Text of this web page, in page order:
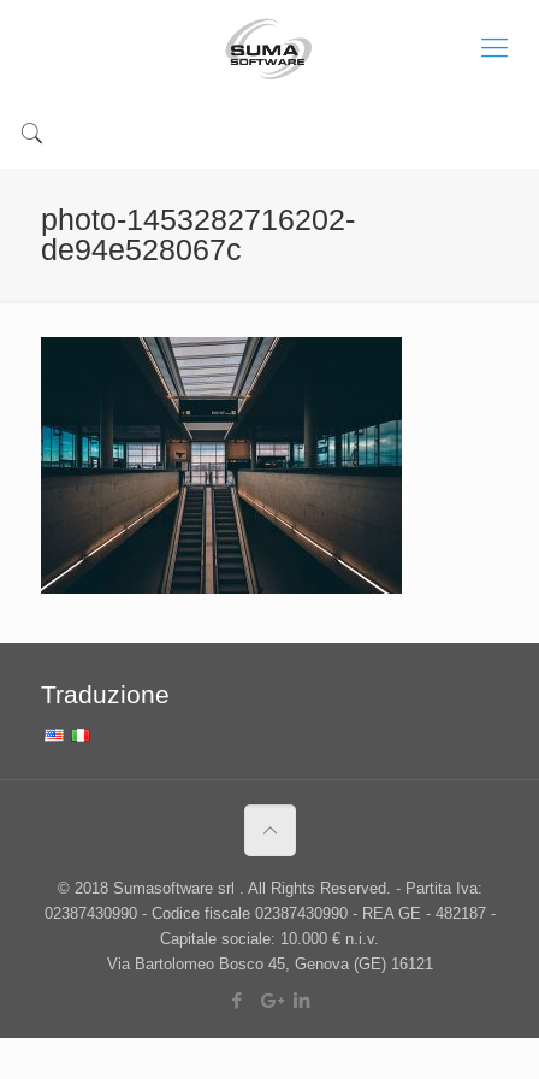
photo-1453282716202-
de94e528067c
Traduzione
© 2018 Sumasoftware srl . All Rights Reserved. - Partita Iva:
02387430990 - Codice fiscale 02387430990 - REA GE - 482187 -
Capitale sociale: 10.000 € n.i.v.
Via Bartolomeo Bosco 45, Genova (GE) 16121